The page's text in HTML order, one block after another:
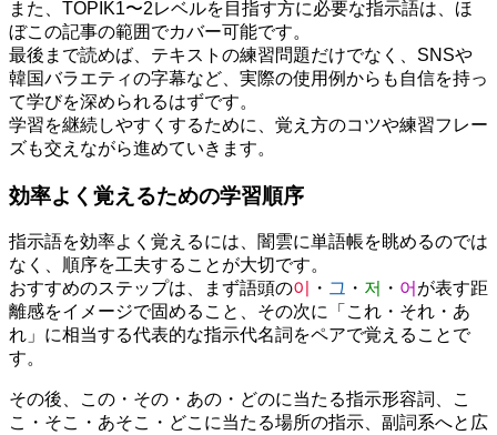
また、TOPIK1〜2レベルを目指す方に必要な指示語は、ほ
ぼこの記事の範囲でカバー可能です。
最後まで読めば、テキストの練習問題だけでなく、SNSや
韓国バラエティの字幕など、実際の使用例からも自信を持っ
て学びを深められるはずです。
学習を継続しやすくするために、覚え方のコツや練習フレー
ズも交えながら進めていきます。
効率よく覚えるための学習順序
指示語を効率よく覚えるには、闇雲に単語帳を眺めるのでは
なく、順序を工夫することが大切です。
おすすめのステップは、まず語頭の이 ・ 그 ・ 저 ・ 어 が表す距
離感をイメージで固めること、その次に「これ・それ・あ
れ」に相当する代表的な指示代名詞をペアで覚えることで
す。
その後、この・その・あの・どのに当たる指示形容詞、こ
こ・そこ・あそこ・どこに当たる場所の指示、副詞系へと広